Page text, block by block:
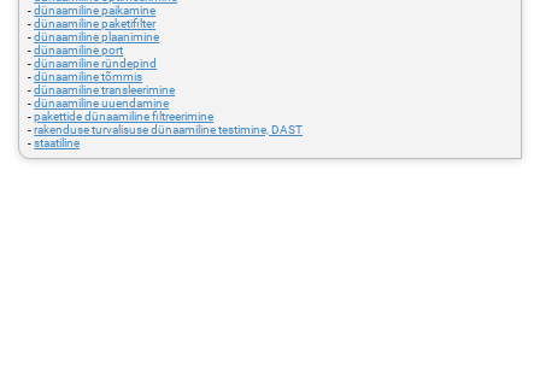
-dünaamiline paikamine
-dünaamiline paketifilter
-dünaamiline plaanimine
-dünaamiline port
-dünaamiline ründepind
-dünaamiline tõmmis
-dünaamiline transleerimine
-dünaamiline uuendamine
-pakettide dünaamiline filtreerimine
-rakenduse turvalisuse dünaamiline testimine, DAST
-staatiline